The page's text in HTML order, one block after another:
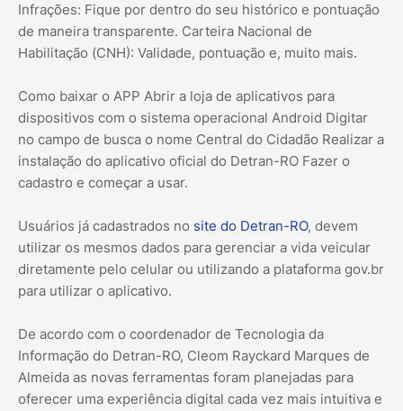
Infrações: Fique por dentro do seu histórico e pontuação
de maneira transparente. Carteira Nacional de
Habilitação (CNH): Validade, pontuação e, muito mais.
Como baixar o APP Abrir a loja de aplicativos para
dispositivos com o sistema operacional Android Digitar
no campo de busca o nome Central do Cidadão Realizar a
instalação do aplicativo oficial do Detran-RO Fazer o
cadastro e começar a usar.
Usuários já cadastrados no site do Detran-RO, devem
utilizar os mesmos dados para gerenciar a vida veicular
diretamente pelo celular ou utilizando a plataforma gov.br
para utilizar o aplicativo.
De acordo com o coordenador de Tecnologia da
Informação do Detran-RO, Cleom Rayckard Marques de
Almeida as novas ferramentas foram planejadas para
oferecer uma experiência digital cada vez mais intuitiva e